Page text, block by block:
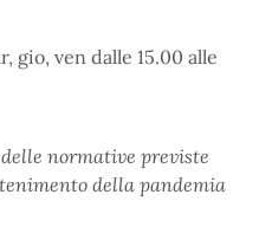
gio, ven dalle 15.00 alle
normative previste
della pandemia